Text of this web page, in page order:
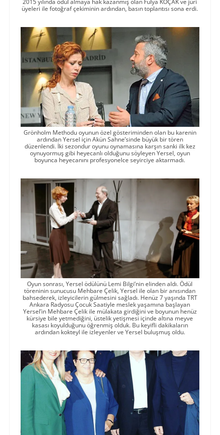
2015 yılında ödül almaya hak kazanmış olan Fulya KOÇAK ve jüri
üyeleri ile fotoğraf çekiminin ardından, basın toplantısı sona erdi.
Grönholm Methodu oyunun özel gösteriminden olan bu karenin
ardından Yersel için Akün Sahne’sinde büyük bir tören
düzenlendi. İki sezondur oyunu oynamasına karşın sanki ilk kez
oynuyormuş gibi heyecanlı olduğunu söyleyen Yersel, oyun
boyunca heyecanını profesyonelce seyirciye aktarmadı.
Oyun sonrası, Yersel ödülünü Lemi Bilgi’nin elinden aldı. Ödül
töreninin sunucusu Mehbare Çelik, Yersel ile olan bir anısından
bahsederek, izleyicilerin gülmesini sağladı. Henüz 7 yaşında TRT
Ankara Radyosu Çocuk Saatiyle meslek yaşamına başlayan
Yersel’in Mehbare Çelik ile mülakata girdiğini ve boyunun henüz
kürsiye bile yetmediğini, üstelik yetişmesi içinde altına meyve
kasası koyulduğunu öğrenmiş olduk. Bu keyifli dakikaların
ardından kokteyl ile izleyenler ve Yersel buluşmuş oldu.